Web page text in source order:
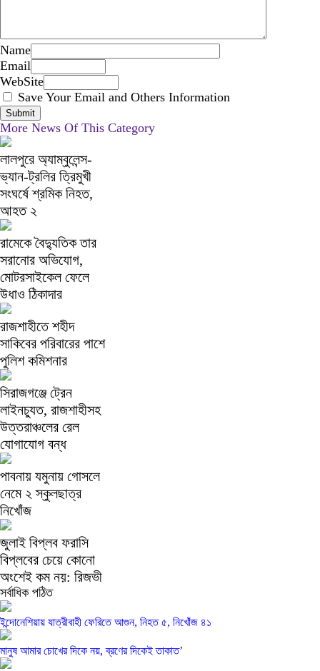
Name
Email
WebSite
Save Your Email and Others Information
More News Of This Category
লালপুরে অ্যাম্বুলেন্স-
ভ্যান-ট্রলির ত্রিমুখী
সংঘর্ষে শ্রমিক নিহত,
আহত ২
রামেকে বৈদ্যুতিক তার
সরানোর অভিযোগ,
মোটরসাইকেল ফেলে
উধাও ঠিকাদার
রাজশাহীতে শহীদ
সাকিবের পরিবারের পাশে
পুলিশ কমিশনার
সিরাজগঞ্জে ট্রেন
লাইনচ্যুত, রাজশাহীসহ
উত্তরাঞ্চলের রেল
যোগাযোগ বন্ধ
পাবনায় যমুনায় গোসলে
নেমে ২ স্কুলছাত্র
নিখোঁজ
জুলাই বিপ্লব ফরাসি
বিপ্লবের চেয়ে কোনো
অংশেই কম নয়: রিজভী
সর্বাধিক পঠিত
ইন্দোনেশিয়ায় যাত্রীবাহী ফেরিতে আগুন, নিহত ৫, নিখোঁজ ৪১
মানুষ আমার চোখের দিকে নয়, ব্রণের দিকেই তাকাত’